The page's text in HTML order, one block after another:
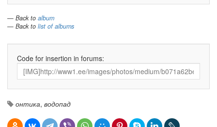
— Back to album
— Back to list of albums
Code for insertion in forums:
онтика, водопад